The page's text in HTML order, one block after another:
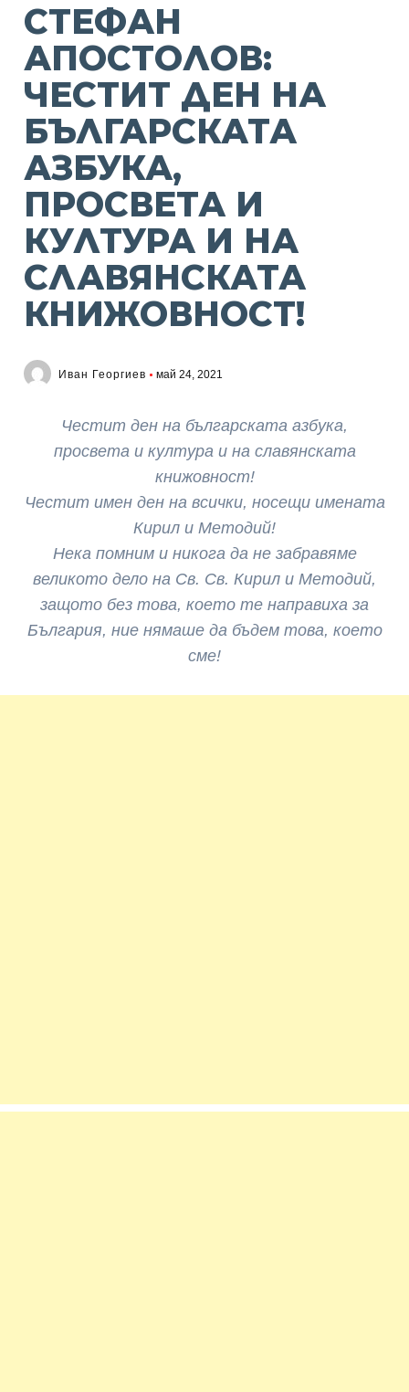
СТЕФАН
АПОСТОЛОВ:
ЧЕСТИТ ДЕН НА
БЪЛГАРСКАТА
АЗБУКА,
ПРОСВЕТА И
КУЛТУРА И НА
СЛАВЯНСКАТА
КНИЖОВНОСТ!
Иван Георгиев май 24, 2021
Честит ден на българската азбука,
просвета и култура и на славянската
книжовност!
Честит имен ден на всички, носещи имената
Кирил и Методий!
Нека помним и никога да не забравяме
великото дело на Св. Св. Кирил и Методий,
защото без това, което те направиха за
България, ние нямаше да бъдем това, което
сме!